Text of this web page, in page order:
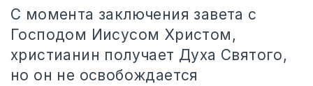
С момента заключения завета с
Господом Иисусом Христом,
христианин получает Духа Святого,
но он не освобождается